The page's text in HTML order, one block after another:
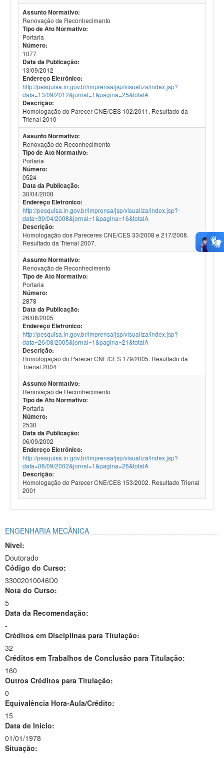
Assunto Normativo:
Renovação de Reconhecimento
Tipo de Ato Normativo:
Portaria
Número:
1077
Data da Publicação:
13/09/2012
Endereço Eletrônico:
http://pesquisa.in.gov.br/imprensa/jsp/visualiza/index.jsp?
data=13/09/2012&jornal=1&pagina=25&totalA
Descrição:
Homologação do Parecer CNE/CES 102/2011. Resultado da
Trienal 2010
Assunto Normativo:
Renovação de Reconhecimento
Tipo de Ato Normativo:
Portaria
Número:
0524
Data da Publicação:
30/04/2008
Endereço Eletrônico:
http://pesquisa.in.gov.br/imprensa/jsp/visualiza/index.jsp?
data=30/04/2008&jornal=1&pagina=16&totalA
Descrição:
Homologação dos Pareceres CNE/CES 33/2008 e 217/2008.
Resultado da Trienal 2007.
Assunto Normativo:
Renovação de Reconhecimento
Tipo de Ato Normativo:
Portaria
Número:
2878
Data da Publicação:
26/08/2005
Endereço Eletrônico:
http://pesquisa.in.gov.br/imprensa/jsp/visualiza/index.jsp?
data=26/08/2005&jornal=1&pagina=21&totalA
Descrição:
Homologação do Parecer CNE/CES 179/2005. Resultado da
Trienal 2004
Assunto Normativo:
Renovação de Reconhecimento
Tipo de Ato Normativo:
Portaria
Número:
2530
Data da Publicação:
06/09/2002
Endereço Eletrônico:
http://pesquisa.in.gov.br/imprensa/jsp/visualiza/index.jsp?
data=06/09/2002&jornal=1&pagina=26&totalA
Descrição:
Homologação do Parecer CNE/CES 153/2002. Resultado Trienal
2001
ENGENHARIA MECÂNICA
Nível:
Doutorado
Código do Curso:
33002010046D0
Nota do Curso:
5
Data da Recomendação:
-
Créditos em Disciplinas para Titulação:
32
Créditos em Trabalhos de Conclusão para Titulação:
160
Outros Créditos para Titulação:
0
Equivalência Hora-Aula/Crédito:
15
Data de Início:
01/01/1978
Situação: